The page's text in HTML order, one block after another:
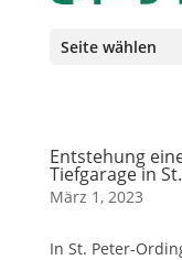
Seite wählen
Entstehung
Tiefgarage in
März 1, 2023
In St. Peter-